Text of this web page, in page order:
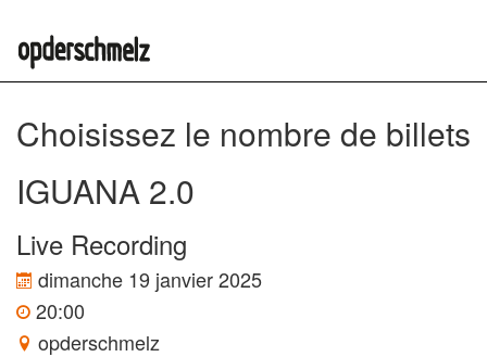
Choisissez le nombre de billets
IGUANA 2.0
Live Recording
dimanche 19 janvier 2025
20:00
opderschmelz